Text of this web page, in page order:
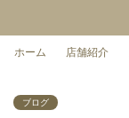
ホーム 店舗紹介
ブログ